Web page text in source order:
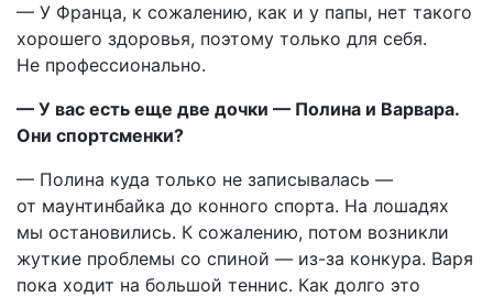
— У Франца, к сожалению, как и у папы, нет такого
хорошего здоровья, поэтому только для себя.
Не профессионально.
— У вас есть еще две дочки — Полина и Варвара.
Они спортсменки?
— Полина куда только не записывалась —
от маунтинбайка до конного спорта. На лошадях
мы остановились. К сожалению, потом возникли
жуткие проблемы со спиной — из-за конкура. Варя
пока ходит на большой теннис. Как долго это